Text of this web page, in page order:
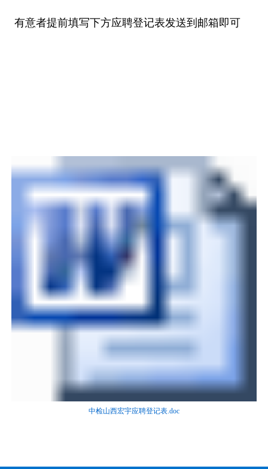
有意者提前填写下方应聘登记表发送到邮箱即可
中检山西宏宇应聘登记表.doc